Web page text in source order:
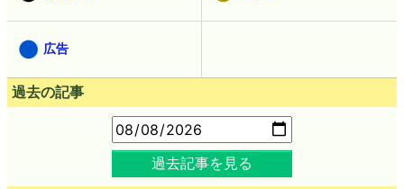
広告
過去の記事
過去記事を見る